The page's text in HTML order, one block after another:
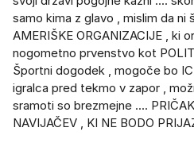
samo kima z glavo , mislim da ni
AMERIŠKE ORGANIZACIJE , ki
nogometno prvenstvo kot
Športni dogodek , mogoče bo
igralca pred tekmo v zapor ,
sramoti so brezmejne ....
NAVIJAČEV , KI NE BODO